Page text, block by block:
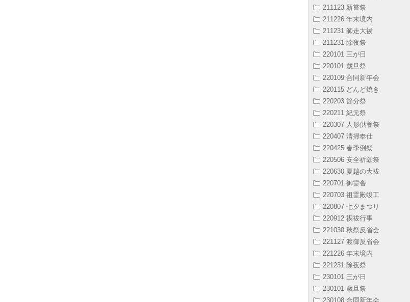
211123 新嘗祭
211226 年末境内
211231 師走大祓
211231 除夜祭
220101 三が日
220101 歳旦祭
220109 合同新年会
220115 どんど焼き
220203 節分祭
220211 紀元祭
220307 人形供養祭
220407 清掃奉仕
220425 春季例祭
220506 安全祈願祭
220630 夏越の大祓
220701 御霊舎
220703 祖霊殿竣工
220807 七夕まつり
220912 禊祓行事
221030 秋祭反省会
221127 渡御反省会
221226 年末境内
221231 除夜祭
230101 三が日
230101 歳旦祭
230108 合同新年会